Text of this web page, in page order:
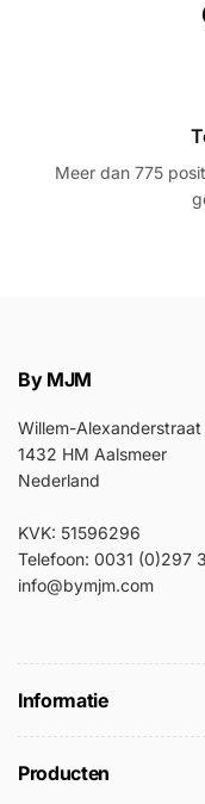
Meer dan 775
By MJM
Willem-
1432 HM Aalsmeer
Nederland
KVK: 51596296
Telefoon: 0031 (0)297
info@bymjm.com
Informatie
Producten